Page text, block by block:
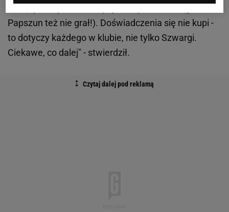
Papszun też nie grał!). Doświadczenia się nie kupi -
to dotyczy każdego w klubie, nie tylko Szwargi.
Ciekawe, co dalej" - stwierdził.